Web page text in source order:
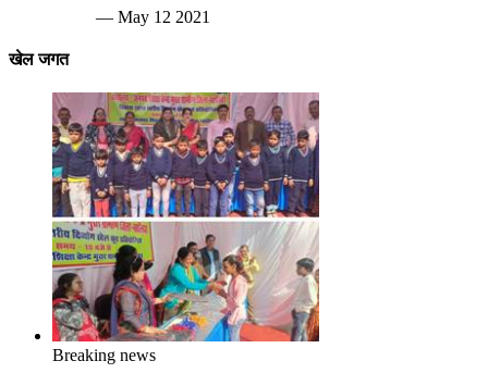
— May 12 2021
खेल जगत
Breaking news